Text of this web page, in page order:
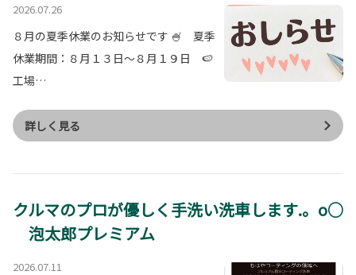
2026.07.26
８月の夏季休業のお知らせです 🍧 夏季
休業期間：８月１３日～８月１９日 🍉
工場…
詳しく見る
クルマのプロが優しく手洗い洗車します.。o○
泡太郎プレミアム
2026.07.11